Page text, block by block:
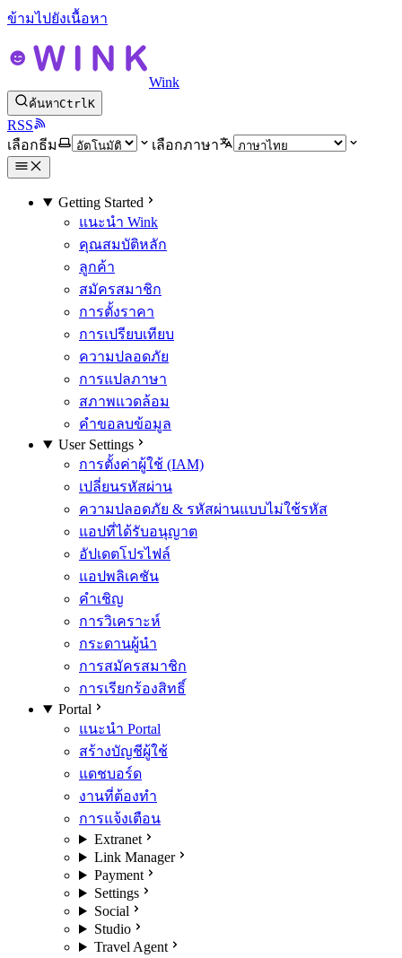
ข้ามไปยังเนื้อหา
Wink
ค้นหาCtrlK
RSS
เลือกธีม
เลือกภาษา
Getting Started
แนะนำ Wink
คุณสมบัติหลัก
ลูกค้า
สมัครสมาชิก
การตั้งราคา
การเปรียบเทียบ
ความปลอดภัย
การแปลภาษา
สภาพแวดล้อม
คำขอลบข้อมูล
User Settings
การตั้งค่าผู้ใช้ (IAM)
เปลี่ยนรหัสผ่าน
ความปลอดภัย & รหัสผ่านแบบไม่ใช้รหัส
แอปที่ได้รับอนุญาต
อัปเดตโปรไฟล์
แอปพลิเคชัน
คำเชิญ
การวิเคราะห์
กระดานผู้นำ
การสมัครสมาชิก
การเรียกร้องสิทธิ์
Portal
แนะนำ Portal
สร้างบัญชีผู้ใช้
แดชบอร์ด
งานที่ต้องทำ
การแจ้งเตือน
Extranet
Link Manager
Payment
Settings
Social
Studio
Travel Agent